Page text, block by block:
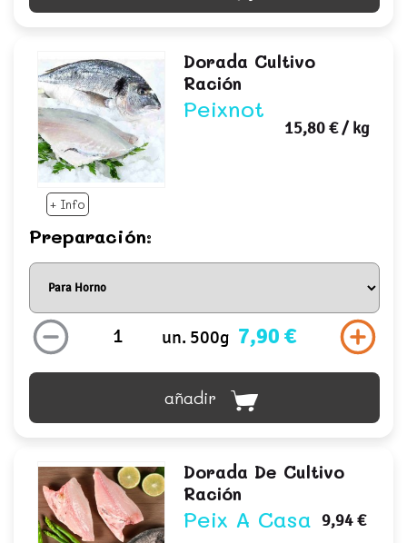
+ Info
Dorada Cultivo
Ración
Peixnot
15,80 €/ kg
Preparación:
un. 500g 7,90 €
añadir
Dorada De Cultivo
Ración
Peix A Casa 9,94 €